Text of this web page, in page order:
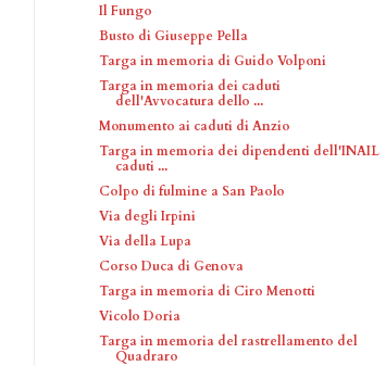
Il Fungo
Busto di Giuseppe Pella
Targa in memoria di Guido Volponi
Targa in memoria dei caduti
dell'Avvocatura dello ...
Monumento ai caduti di Anzio
Targa in memoria dei dipendenti dell'INAIL
caduti ...
Colpo di fulmine a San Paolo
Via degli Irpini
Via della Lupa
Corso Duca di Genova
Targa in memoria di Ciro Menotti
Vicolo Doria
Targa in memoria del rastrellamento del
Quadraro